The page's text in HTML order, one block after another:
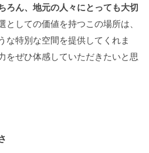
ろん、地元の人々にとっても大切
としての価値を持つこの場所は、
な特別な空間を提供してくれま
をぜひ体感していただきたいと思